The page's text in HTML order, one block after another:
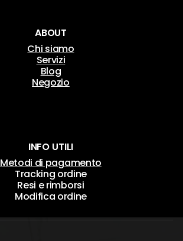
ABOUT
Chi siamo
Servizi
Blog
Negozio
INFO UTILI
Metodi di pagamento
Tracking ordine
Resi e rimborsi
Modifica ordine